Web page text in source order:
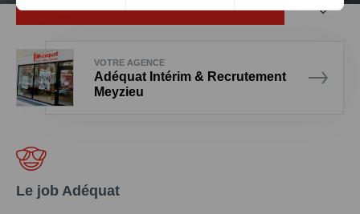
VOTRE AGENCE
Adéquat Intérim & Recrutement
Meyzieu
Le job Adéquat